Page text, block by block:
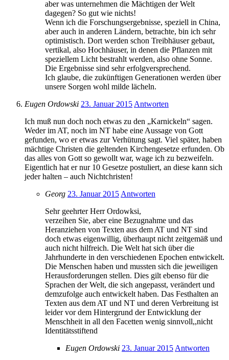
aber was unternehmen die Mächtigen der Welt
dagegen? So gut wie nichts!
Wenn ich die Forschungsergebnisse, speziell in China,
aber auch in anderen Ländern, betrachte, bin ich sehr
optimistisch. Dort werden schon Treibhäuser gebaut,
vertikal, also Hochhäuser, in denen die Pflanzen mit
speziellem Licht bestrahlt werden, also ohne Sonne.
Die Ergebnisse sind sehr erfolgversprechend.
Ich glaube, die zukünftigen Generationen werden über
unsere Sorgen wohl milde lächeln.
Eugen Ordowski 23. Januar 2015 Antworten
Ich muß nun doch noch etwas zu den „Karnickeln“ sagen.
Weder im AT, noch im NT habe eine Aussage von Gott
gefunden, wo er etwas zur Verhütung sagt. Viel später, haben
mächtige Christen die geltenden Kirchengesetze erfunden. Ob
das alles von Gott so gewollt war, wage ich zu bezweifeln.
Eigentlich hat er nur 10 Gesetze postuliert, an diese kann sich
jeder halten – auch Nichtchristen!
Georg 23. Januar 2015 Antworten
Sehr geehrter Herr Ordowksi,
verzeihen Sie, aber eine Bezugnahme und das
Heranziehen von Texten aus dem AT und NT sind
doch etwas eigenwillig, überhaupt nicht zeitgemäß und
auch nicht hilfreich. Die Welt hat sich über die
Jahrhunderte in den verschiedenen Epochen entwickelt.
Die Menschen haben und mussten sich die jeweiligen
Herausforderungen stellen. Dies gilt ebenso für die
Sprachen der Welt, die sich angepasst, verändert und
demzufolge auch entwickelt haben. Das Festhalten an
Texten aus dem AT und NT und deren Verbreitung ist
leider vor dem Hintergrund der Entwicklung der
Menschheit in all den Facetten wenig sinnvoll,,nicht
Identitätsstiftend
Eugen Ordowski 23. Januar 2015 Antworten